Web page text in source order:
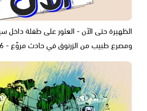
الظهيرة حتى الآن - العثور على طفلة داخل
ومصرع طبيب من الزرنوق في حادث مروّع - 05.08.2026